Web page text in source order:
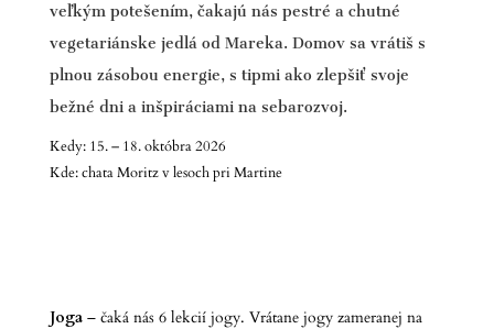
veľkým potešením, čakajú nás pestré a chutné
vegetariánske jedlá od Mareka. Domov sa vrátiš s
plnou zásobou energie, s tipmi ako zlepšiť svoje
bežné dni a inšpiráciami na sebarozvoj.
Kedy: 15. – 18. októbra 2026
Kde: chata Moritz v lesoch pri Martine
Joga– čaká nás 6 lekcií jogy. Vrátane jogy zameranej na